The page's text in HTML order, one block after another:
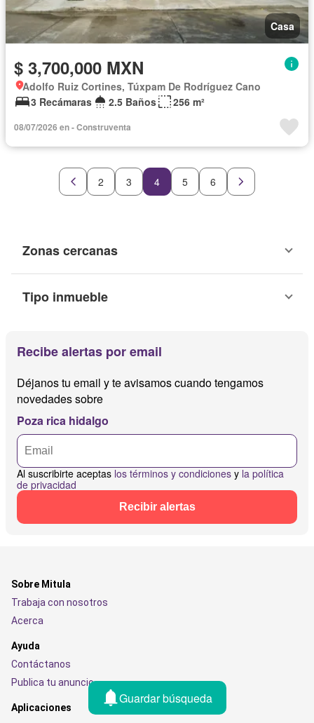
Casa
$ 3,700,000 MXN
Adolfo Ruiz Cortines, Túxpam De Rodríguez Cano
3 Recámaras
2.5 Baños 256 m²
08/07/2026 en - Construventa
2 3 4 5 6
Zonas cercanas
Tipo inmueble
Recibe alertas por email
Déjanos tu email y te avisamos cuando tengamos
novedades sobre
Poza rica hidalgo
Al suscribirte aceptas los términos y condiciones y la política
de privacidad
Recibir alertas
Guardar búsqueda
Sobre Mitula
Trabaja con nosotros
Acerca
Ayuda
Contáctanos
Publica tu anuncio
Aplicaciones